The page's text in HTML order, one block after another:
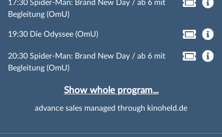
17:30 Spider-Man: Brand New Day / ab 6 mit
Begleitung (OmU)
19:30 Die Odyssee (OmU)
20:30 Spider-Man: Brand New Day / ab 6 mit
Begleitung (OmU)
Show whole program...
advance sales managed through kinoheld.de